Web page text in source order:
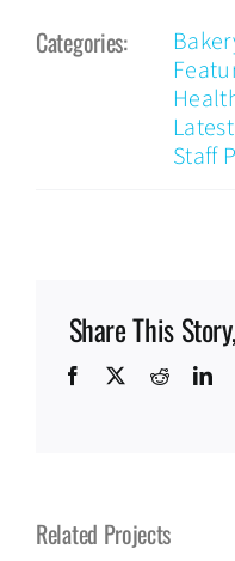
Categories:
Staff
Share This
Facebook Reddit
Related Projects